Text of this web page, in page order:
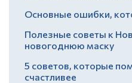
Основные ошибки,
Полезные советы к
новогоднюю маску
5 советов, которые
счастливее